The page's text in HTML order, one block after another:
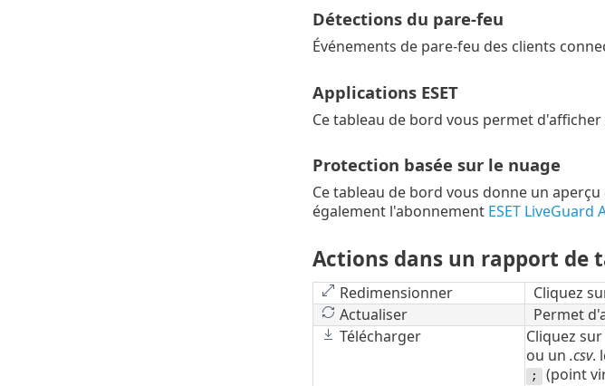
Détections du pare-feu
Événements de pare-feu des clients
Applications ESET
Ce tableau de bord vous permet
Protection basée sur le nuage
Ce tableau de bord vous donne un
également l'abonnement ESET LiveGuard
Actions dans un rapport de
Redimensionner
Cliquez
Actualiser
Permet
Télécharger
Cliquez sur
ou un .csv.
; (point